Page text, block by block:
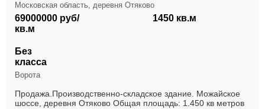
Московская область, деревня Отяково
69000000 руб/
кв.м
1450 кв.м
Без
класса
Ворота
Продажа.Производственно-складское здание. Можайское
шоссе, деревня Отяково Общая площадь: 1.450 кв метров